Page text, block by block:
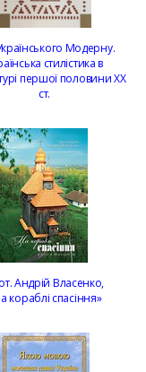
Модерну.
стилістика в
першої половини ХХ
ст.
Андрій Власенко,
кораблі спасіння»